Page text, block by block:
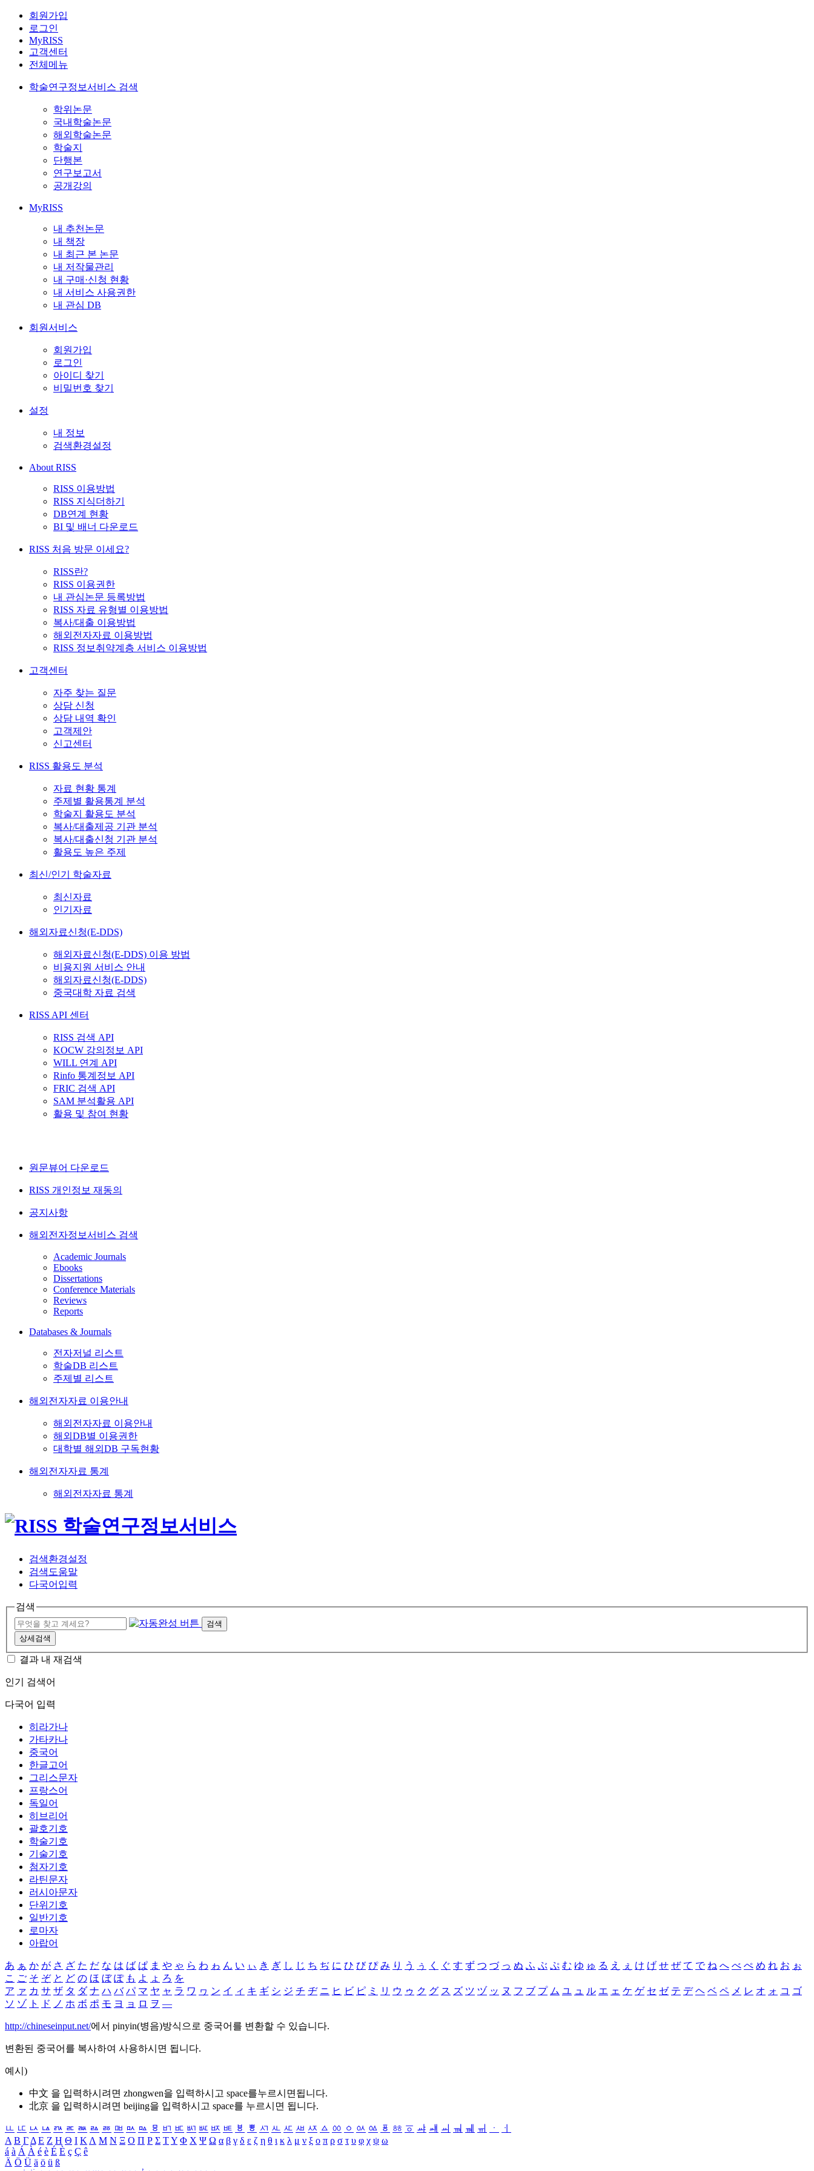
회원가입
로그인
MyRISS
고객센터
전체메뉴
학술연구정보서비스 검색
학위논문
국내학술논문
해외학술논문
학술지
단행본
연구보고서
공개강의
MyRISS
내 추천논문
내 책장
내 최근 본 논문
내 저작물관리
내 구매·신청 현황
내 서비스 사용권한
내 관심 DB
회원서비스
회원가입
로그인
아이디 찾기
비밀번호 찾기
설정
내 정보
검색환경설정
About RISS
RISS 이용방법
RISS 지식더하기
DB연계 현황
BI 및 배너 다운로드
RISS 처음 방문 이세요?
RISS란?
RISS 이용권한
내 관심논문 등록방법
RISS 자료 유형별 이용방법
복사/대출 이용방법
해외전자자료 이용방법
RISS 정보취약계층 서비스 이용방법
고객센터
자주 찾는 질문
상담 신청
상담 내역 확인
고객제안
신고센터
RISS 활용도 분석
자료 현황 통계
주제별 활용통계 분석
학술지 활용도 분석
복사/대출제공 기관 분석
복사/대출신청 기관 분석
활용도 높은 주제
최신/인기 학술자료
최신자료
인기자료
해외자료신청(E-DDS)
해외자료신청(E-DDS) 이용 방법
비용지원 서비스 안내
해외자료신청(E-DDS)
중국대학 자료 검색
RISS API 센터
RISS 검색 API
KOCW 강의정보 API
WILL 연계 API
Rinfo 통계정보 API
FRIC 검색 API
SAM 분석활용 API
활용 및 참여 현황
원문뷰어 다운로드
RISS 개인정보 재동의
공지사항
해외전자정보서비스 검색
Academic Journals
Ebooks
Dissertations
Conference Materials
Reviews
Reports
Databases & Journals
전자저널 리스트
학술DB 리스트
주제별 리스트
해외전자자료 이용안내
해외전자자료 이용안내
해외DB별 이용권한
대학별 해외DB 구독현황
해외전자자료 통계
해외전자자료 통계
검색환경설정
검색도움말
다국어입력
검색
검색
상세검색
결과 내 재검색
인기 검색어
다국어 입력
히라가나
가타카나
중국어
한글고어
그리스문자
프랑스어
독일어
히브리어
괄호기호
학술기호
기술기호
첨자기호
라틴문자
러시아문자
단위기호
일반기호
로마자
아랍어
あ ぁ か が さ ざ た だ な は ば ぱ ま や ゃ ら わ ゎ ん い ぃ き ぎ し じ ち ぢ に ひ び ぴ み り う ぅ く ぐ す ず つ づ っ ぬ ふ ぶ ぷ む ゆ ゅ る え ぇ け げ せ ぜ て で ね へ べ ぺ め れ お ぉ
こ ご そ ぞ と ど の ほ ぼ ぽ も よ ょ ろ を
ア ァ カ サ ザ タ ダ ナ ハ バ パ マ ヤ ャ ラ ワ ヮ ン イ ィ キ ギ シ ジ チ ヂ ニ ヒ ビ ピ ミ リ ウ ゥ ク グ ス ズ ツ ヅ ッ ヌ フ ブ プ ム ユ ュ ル エ ェ ケ ゲ セ ゼ テ デ ヘ ベ ペ メ レ オ ォ コ ゴ
ソ ゾ ト ド ノ ホ ボ ポ モ ヨ ョ ロ ヲ ―
http://chineseinput.net/에서 pinyin(병음)방식으로 중국어를 변환할 수 있습니다.
변환된 중국어를 복사하여 사용하시면 됩니다.
예시)
中文 을 입력하시려면 zhongwen을 입력하시고 space를누르시면됩니다.
北京 을 입력하시려면 beijing을 입력하시고 space를 누르시면 됩니다.
ㅥ ㅦ ㅧ ㅨ ㅩ ㅪ ㅫ ㅬ ㅭ ㅮ ㅯ ㅰ ㅱ ㅲ ㅳ ㅴ ㅵ ㅶ ㅷ ㅸ ㅹ ㅺ ㅻ ㅼ ㅽ ㅾ ㅿ ㆀ ㆁ ㆂ ㆃ ㆄ ㆅ ㆆ ㆇ ㆈ ㆉ ㆊ ㆋ ㆌ ㆍ
ㆎ
Α Β ΓΔ Ε Ζ Η Θ Ι ΚΛ Μ Ν Ξ Ο Π Ρ Σ ΤΥ Φ Χ Ψ Ω α β γ δ ε ζ η θ ι κ λ μ ν ξ ο π ρ σ τ υ φ χ ψ ω
á à Á À é è É È ç Ç ê
Ä Ö Ü ä ö ü ß